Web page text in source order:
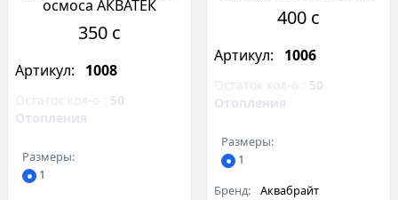
осмоса АКВАТЕК
350 c
Артикул: 1008
Остаток кол-о : 50
Отопления
Размеры:
1
400 c
Артикул: 1006
Остаток кол-о : 50
Отопления
Размеры:
1
Бренд:
Аквабрайт